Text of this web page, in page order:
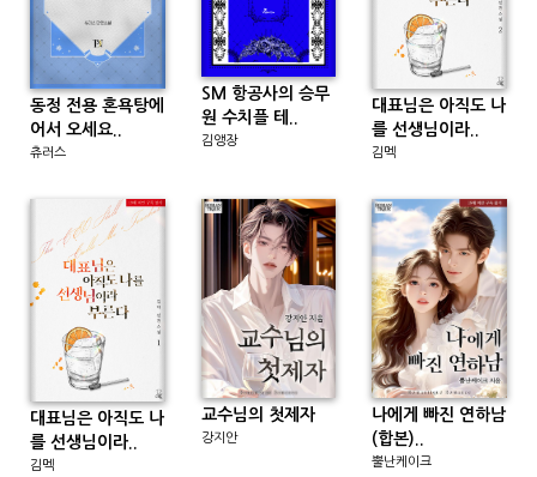
동정 전용 혼욕탕에
어서 오세요..
츄러스
SM 항공사의 승무
원 수치플 테..
김앵장
대표님은 아직도 나
를 선생님이라..
김멕
대표님은 아직도 나
를 선생님이라..
김멕
교수님의 첫제자
강지안
나에게 빠진 연하남
(합본)..
뿔난케이크